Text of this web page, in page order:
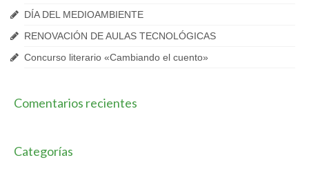
DÍA DEL MEDIOAMBIENTE
RENOVACIÓN DE AULAS TECNOLÓGICAS
Concurso literario «Cambiando el cuento»
Comentarios recientes
Categorías